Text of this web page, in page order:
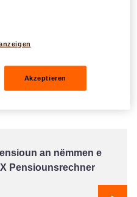
an nëmmen e
Pensiounsrechner
Akzeptieren